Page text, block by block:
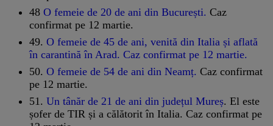
48 O femeie de 20 de ani din București. Caz
confirmat pe 12 martie.
49. O femeie de 45 de ani, venită din Italia și aflată
în carantină în Arad. Caz confirmat pe 12 martie.
50. O femeie de 54 de ani din Neamț. Caz confirmat
pe 12 martie.
51. Un tânăr de 21 de ani din județul Mureș. El este
șofer de TIR și a călătorit în Italia. Caz confirmat pe